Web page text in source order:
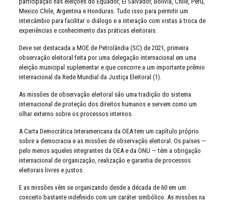
Mexico Chile, Argentina e Honduras. Tudo isso para permitir um
intercâmbio para facilitar o diálogo e a interação com vistas à troca de
experiências e conhecimento das práticas eleitorais.
Deve ser destacada a MOE de Petrolândia (SC) de 2021, primeira
observação eleitoral feita por uma delegação internacional em uma
eleição municipal suplementar e que concorre a um importante prêmio
internacional da Rede Mundial da Justiça Eleitoral (1).
As missões de observação eleitoral são uma tradição do sistema
internacional de proteção dos direitos humanos e servem como um
olhar externo sobre os processos internos.
A Carta Democrática Interamericana da OEA tem um capítulo próprio
sobre a democracia e as missões de observação eleitoral. Os países —
pelo menos aqueles integrantes da OEA e da ONU — têm a obrigação
internacional de organização, realização e garantia de processos
eleitorais livres e justos.
E as missões vêm se organizando desde a década de 60 em um
conceito bastante indefinido com um caráter simbólico. As missões na